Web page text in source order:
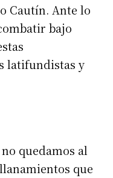
Cautín. Ante lo
bajo
latifundistas y
quedamos al
que